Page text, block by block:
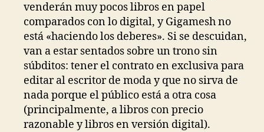
venderán muy pocos libros en papel
comparados con lo digital, y Gigamesh no
está «haciendo los deberes». Si se descuidan,
van a estar sentados sobre un trono sin
súbditos: tener el contrato en exclusiva para
editar al escritor de moda y que no sirva de
nada porque el público está a otra cosa
(principalmente, a libros con precio
razonable y libros en versión digital).